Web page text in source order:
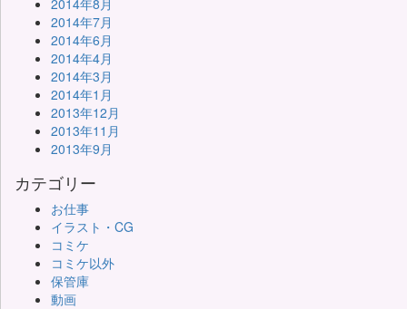
2014年8月
2014年7月
2014年6月
2014年4月
2014年3月
2014年1月
2013年12月
2013年11月
2013年9月
カテゴリー
お仕事
イラスト・CG
コミケ
コミケ以外
保管庫
動画